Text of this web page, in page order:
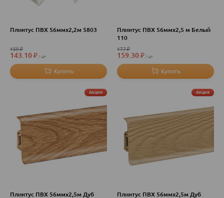
Плинтус ПВХ 56ммх2,2м 5803
159₽
143.10₽ шт
Плинтус ПВХ 56ммх2,5 м Белый
110
177₽
159.30₽ шт
Акция
Плинтус ПВХ 56ммх2,5м Дуб
Акция
Плинтус ПВХ 56ммх2,5м Дуб